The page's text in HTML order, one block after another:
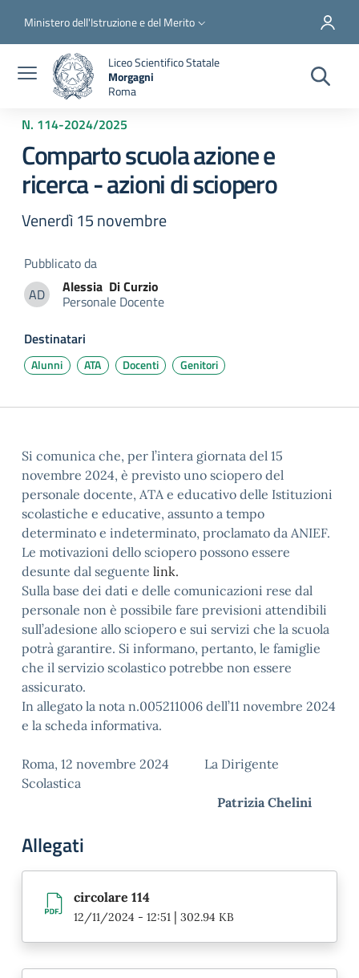
Slim top
Ministero dell'Istruzione e del Merito
Liceo Scientifico Statale
Morgagni
Roma
N. 114-2024/2025
Comparto scuola azione e
ricerca - azioni di sciopero
Venerdì 15 novembre
Pubblicato da
ADAlessia Di Curzio
Alessia Di Curzio
Personale Docente
Destinatari
Alunni ATA Docenti Genitori
Si comunica che, per l’intera giornata del 15
novembre 2024, è previsto uno sciopero del
personale docente, ATA e educativo delle Istituzioni
scolastiche e educative, assunto a tempo
determinato e indeterminato, proclamato da ANIEF.
Le motivazioni dello sciopero possono essere
desunte dal seguente link.
Sulla base dei dati e delle comunicazioni rese dal
personale non è possibile fare previsioni attendibili
sull’adesione allo sciopero e sui servizi che la scuola
potrà garantire. Si informano, pertanto, le famiglie
che il servizio scolastico potrebbe non essere
assicurato.
In allegato la nota n.005211006 dell’11 novembre 2024
e la scheda informativa.
Roma, 12 novembre 2024 La Dirigente
Scolastica
Patrizia Chelini
Allegati
circolare 114
12/11/2024 - 12:51 | 302.94 KB